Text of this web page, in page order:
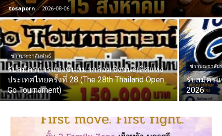
tosaporn - 2026-08-06
ข่าวประชาสัมพันธ์
รับสมัครการแข่งขันหมากล้อมชิงชนะเลิศแห่ง
ประเทศไทยครั้งที่ 28 (The 28th Thailand Open
Go Tournament)
ข่าวประชาสัม
รับสมัครแ
2026